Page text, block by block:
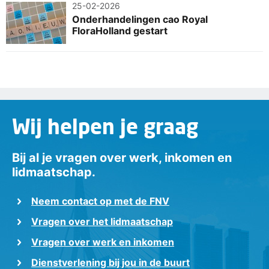
25-02-2026
Onderhandelingen cao Royal
FloraHolland gestart
Wij helpen je graag
Bij al je vragen over werk, inkomen en
lidmaatschap.
Neem contact op met de FNV
Vragen over het lidmaatschap
Vragen over werk en inkomen
Dienstverlening bij jou in de buurt